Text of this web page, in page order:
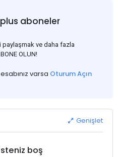
is expected to provide support
disruptions caused by heavy
aboneler
paylaşmak ve daha fazla
OLUN!
varsa Oturum Açın
Genişlet
boş